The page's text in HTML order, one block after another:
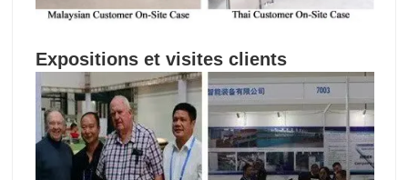
Expositions et visites clients